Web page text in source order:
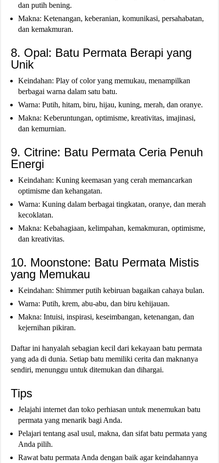
dan putih bening.
Makna: Ketenangan, keberanian, komunikasi, persahabatan,
dan kemakmuran.
8. Opal: Batu Permata Berapi yang
Unik
Keindahan: Play of color yang memukau, menampilkan
berbagai warna dalam satu batu.
Warna: Putih, hitam, biru, hijau, kuning, merah, dan oranye.
Makna: Keberuntungan, optimisme, kreativitas, imajinasi,
dan kemurnian.
9. Citrine: Batu Permata Ceria Penuh
Energi
Keindahan: Kuning keemasan yang cerah memancarkan
optimisme dan kehangatan.
Warna: Kuning dalam berbagai tingkatan, oranye, dan merah
kecoklatan.
Makna: Kebahagiaan, kelimpahan, kemakmuran, optimisme,
dan kreativitas.
10. Moonstone: Batu Permata Mistis
yang Memukau
Keindahan: Shimmer putih kebiruan bagaikan cahaya bulan.
Warna: Putih, krem, abu-abu, dan biru kehijauan.
Makna: Intuisi, inspirasi, keseimbangan, ketenangan, dan
kejernihan pikiran.
Daftar ini hanyalah sebagian kecil dari kekayaan batu permata
yang ada di dunia. Setiap batu memiliki cerita dan maknanya
sendiri, menunggu untuk ditemukan dan dihargai.
Tips
Jelajahi internet dan toko perhiasan untuk menemukan batu
permata yang menarik bagi Anda.
Pelajari tentang asal usul, makna, dan sifat batu permata yang
Anda pilih.
Rawat batu permata Anda dengan baik agar keindahannya